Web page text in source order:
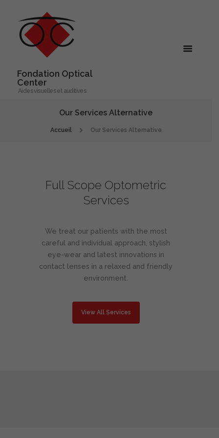
Fondation Optical
Center
Aides visuelles et auditives
Our Services Alternative
Accueil Our Services Alternative
Full Scope Optometric
Services
We treat our patients with the most
careful and individual approach, stylish
eye-wear and latest innovations in
contact lenses in a relaxed and friendly
environment.
View All Services